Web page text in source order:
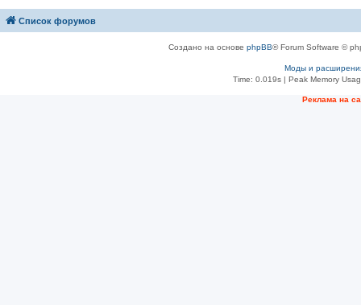
Список форумов
Создано на основе phpBB® Forum Software ©
Моды и
Time: 0.019s| Peak Memory
Рeклама на